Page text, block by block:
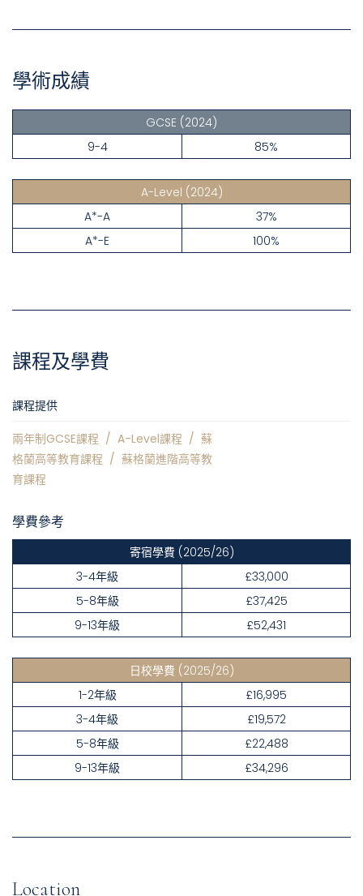
學術成績
GCSE (2024)
9-4
85%
A-Level (2024)
A*-A
37%
A*-E
100%
課程及學費
課程提供
兩年制GCSE課程 / A-Level課程 / 蘇
格蘭高等教育課程 / 蘇格蘭進階高等教
育課程
學費參考
寄宿學費 (2025/26)
3-4年級
£33,000
5-8年級
£37,425
9-13年級
£52,431
日校學費 (2025/26)
1-2年級
£16,995
3-4年級
£19,572
5-8年級
£22,488
9-13年級
£34,296
Location